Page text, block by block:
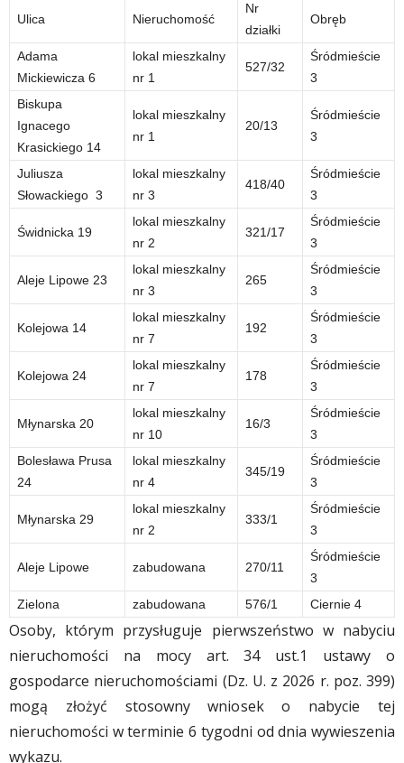
Ulica Nieruchomość
Nr
działki
Obręb
Adama
Mickiewicza 6
lokal mieszkalny
nr 1
527/32
Śródmieście
3
Biskupa
Ignacego
Krasickiego 14
lokal mieszkalny
nr 1
20/13
Śródmieście
3
Juliusza
Słowackiego 3
lokal mieszkalny
nr 3
418/40
Śródmieście
3
Świdnicka 19
lokal mieszkalny
nr 2
321/17
Śródmieście
3
Aleje Lipowe 23
lokal mieszkalny
nr 3
265
Śródmieście
3
Kolejowa 14
lokal mieszkalny
nr 7
192
Śródmieście
3
Kolejowa 24
lokal mieszkalny
nr 7
178
Śródmieście
3
Młynarska 20
lokal mieszkalny
nr 10
16/3
Śródmieście
3
Bolesława Prusa
24
lokal mieszkalny
nr 4
345/19
Śródmieście
3
Młynarska 29
lokal mieszkalny
nr 2
333/1
Śródmieście
3
Aleje Lipowe zabudowana 270/11
Śródmieście
3
Zielona
zabudowana 576/1 Ciernie 4
Osoby, którym przysługuje pierwszeństwo w nabyciu
nieruchomości na mocy art. 34 ust.1 ustawy o
gospodarce nieruchomościami (Dz. U. z 2026 r. poz. 399)
mogą złożyć stosowny wniosek o nabycie tej
nieruchomości w terminie 6 tygodni od dnia wywieszenia
wykazu.